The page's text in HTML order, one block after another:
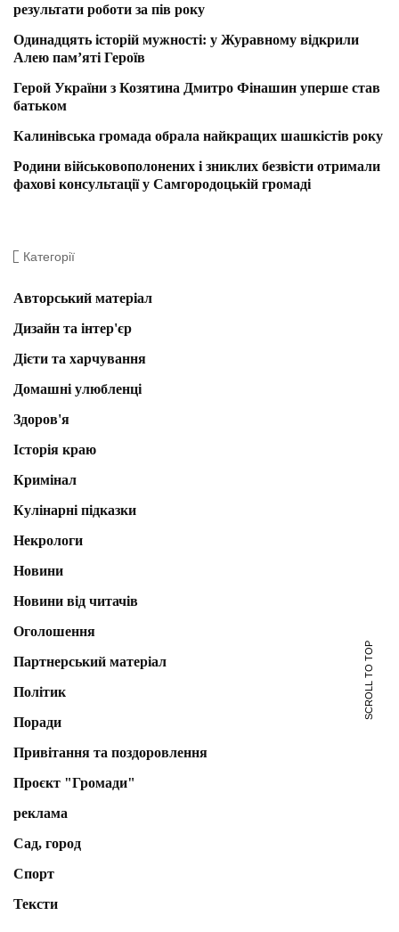
результати роботи за пів року
Одинадцять історій мужності: у Журавному відкрили
Алею пам’яті Героїв
Герой України з Козятина Дмитро Фінашин уперше став
батьком
Калинівська громада обрала найкращих шашкістів року
Родини військовополонених і зниклих безвісти отримали
фахові консультації у Самгородоцькій громаді
Категорії
Авторський матеріал
Дизайн та інтер'єр
Дієти та харчування
Домашні улюбленці
Здоров'я
Історія краю
Кримінал
Кулінарні підказки
Некрологи
Новини
Новини від читачів
Оголошення
Партнерський матеріал
Політик
Поради
Привітання та поздоровлення
Проєкт "Громади"
реклама
Сад, город
Спорт
Тексти
SCROLL TO TOP